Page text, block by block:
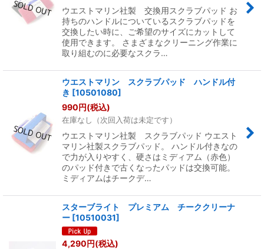
ウエストマリン社製 交換用スクラブパッド お
持ちのハンドルについているスクラブパッドを
交換したい時に、ご希望のサイズにカットして
使用できます。 さまざまなクリーニング作業に
取り組むのに必要なスクラ…
ウエストマリン スクラブパッド ハンドル付
き [10501080]
990円(税込)
在庫なし（次回入荷は未定です）
ウエストマリン社製 スクラブパッド ウエスト
マリン社製スクラブパッド。 ハンドル付きなの
で力が入りやすく、硬さはミディアム（赤色）
のパッド付きで古くなったパッドは交換可能。
ミディアムはチークデ…
スターブライト プレミアム チーククリーナ
ー [10510031]
4,290円(税込)